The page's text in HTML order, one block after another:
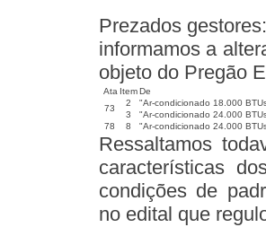
Prezados gestores:
informamos a
objeto do Pregão
Ata ItemDe
73
2
"Ar-condicionado 18.000
3
"Ar-condicionado 24.000
78
8 "Ar-condicionado 24.000
Ressaltamos
características
condições de
no edital que